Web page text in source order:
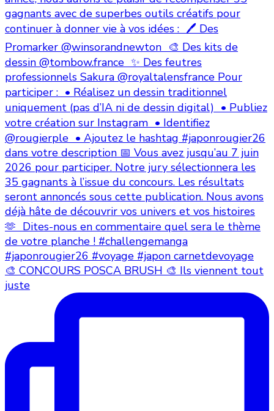
🎨 CONCOURS POSCA BRUSH 🎨 Ils viennent tout
juste